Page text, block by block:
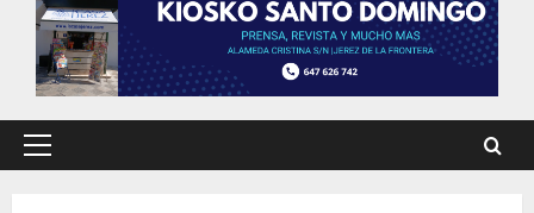
Menú